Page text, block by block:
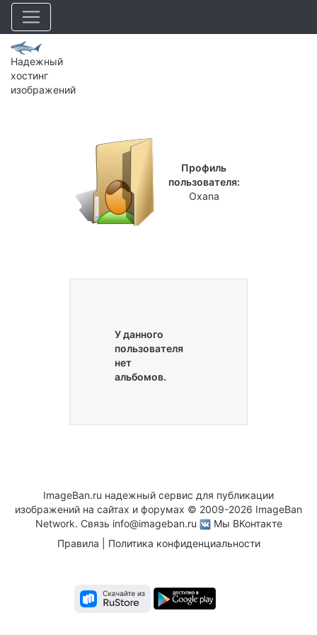
Надежный
хостинг
изображений
Профиль
пользователя:
Oxana
У данного
пользователя
нет
альбомов.
ImageBan.ru надежный сервис для публикации
изображений на сайтах и форумах © 2009-2026 ImageBan
Network. Связь info@imageban.ru
Мы ВКонтакте
Правила
Политика конфиденциальности